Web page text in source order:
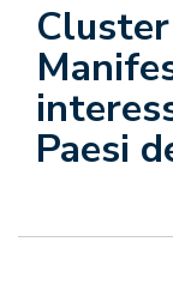
Paesi